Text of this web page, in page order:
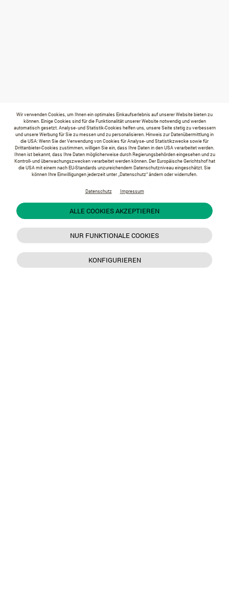
Wir verwenden Cookies, um Ihnen ein optimales Einkaufserlebnis auf unserer Website bieten zu
können. Einige Cookies sind für die Funktionalität unserer Website notwendig und werden
automatisch gesetzt. Analyse- und Statistik-Cookies helfen uns, unsere Seite stetig zu verbessern
und unsere Werbung für Sie zu messen und zu personalisieren. Hinweis zur Datenübermittlung in
die USA: Wenn Sie der Verwendung von Cookies für Analyse- und Statistikzwecke sowie für
Drittanbieter-Cookies zustimmen, willigen Sie ein, dass Ihre Daten in den USA verarbeitet werden.
Ihnen ist bekannt, dass Ihre Daten möglicherweise durch Regierungsbehörden eingesehen und zu
Kontroll- und überwachungszwecken verarbeitet werden können. Der Europäische Gerichtshof hat
die USA mit einem nach EU-Standards unzureichendem Datenschutzniveau eingeschätzt. Sie
können Ihre Einwilligungen jederzeit unter „Datenschutz“ ändern oder widerrufen.
Datenschutz Impressum
ALLE COOKIES AKZEPTIEREN
NUR FUNKTIONALE COOKIES
KONFIGURIEREN